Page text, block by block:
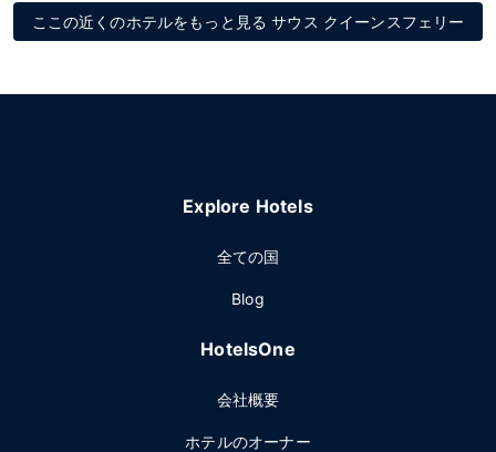
ここの近くのホテルをもっと見る サウス クイーンスフェリー
Explore Hotels
全ての国
Blog
HotelsOne
会社概要
ホテルのオーナー